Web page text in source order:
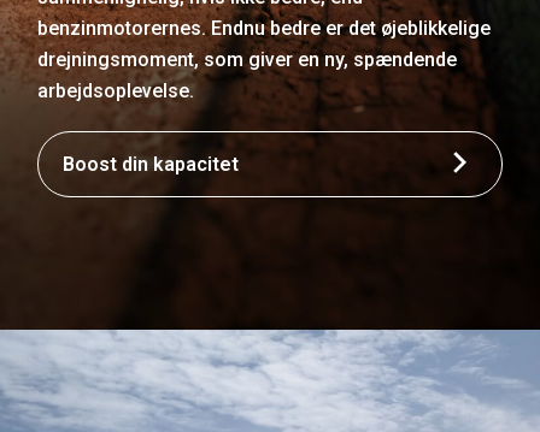
benzinmotorernes. Endnu bedre er det øjeblikkelige
drejningsmoment, som giver en ny, spændende
arbejdsoplevelse.
Boost din kapacitet